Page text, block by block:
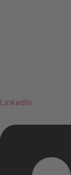
Linkedin